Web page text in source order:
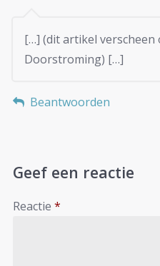
[…] (dit artikel verscheen
Doorstroming) […]
Beantwoorden
Geef een reactie
Reactie *